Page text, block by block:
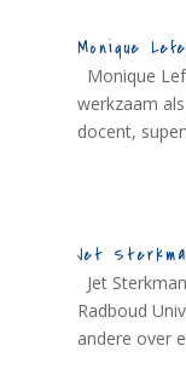
Monique
Monique
werkzaam
docent,
Jet
Jet
Radboud
andere over